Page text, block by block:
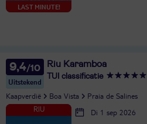
LAST MINUTE!
9,4
Uitstekend
Riu Karamboa
TUI classificatie
Kaapverdië Boa Vista Praia de Salines
Di 1 sep 2026